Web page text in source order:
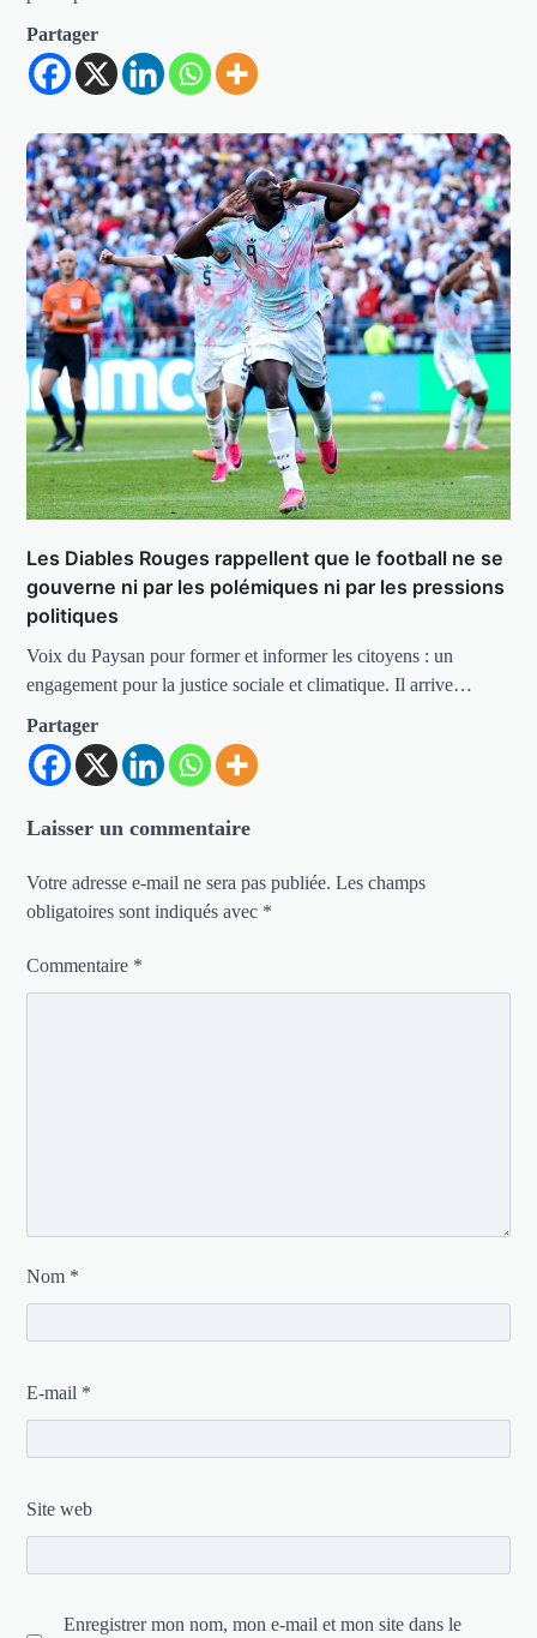
Partager
Les Diables Rouges rappellent que le football ne se
gouverne ni par les polémiques ni par les pressions
politiques
Voix du Paysan pour former et informer les citoyens : un
engagement pour la justice sociale et climatique. Il arrive…
Partager
Laisser un commentaire
Votre adresse e-mail ne sera pas publiée. Les champs
obligatoires sont indiqués avec *
Commentaire *
Nom *
E-mail *
Site web
Enregistrer mon nom, mon e-mail et mon site dans le